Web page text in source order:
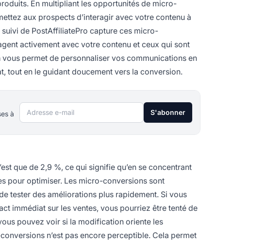
En multipliant les opportunités de micro-
aux prospects d’interagir avec votre contenu à
de PostAffiliatePro capture ces micro-
activement avec votre contenu et ceux qui sont
permet de personnaliser vos communications en
tout en le guidant doucement vers la conversion.
à
Adresse e-mail S'abonner
que de 2,9 %, ce qui signifie qu’en se concentrant
pour optimiser. Les micro-conversions sont
tester des améliorations plus rapidement. Si vous
immédiat sur les ventes, vous pourriez être tenté de
pouvez voir si la modification oriente les
n’est pas encore perceptible. Cela permet